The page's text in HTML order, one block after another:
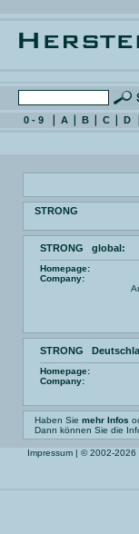
0 - 9 A B C D
STRONG
STRONG global:
Homepage:
Company:
STRONG
Homepage:
Company:
Haben Sie mehr Infos
Dann können Sie die
Impressum | © 2002-2026